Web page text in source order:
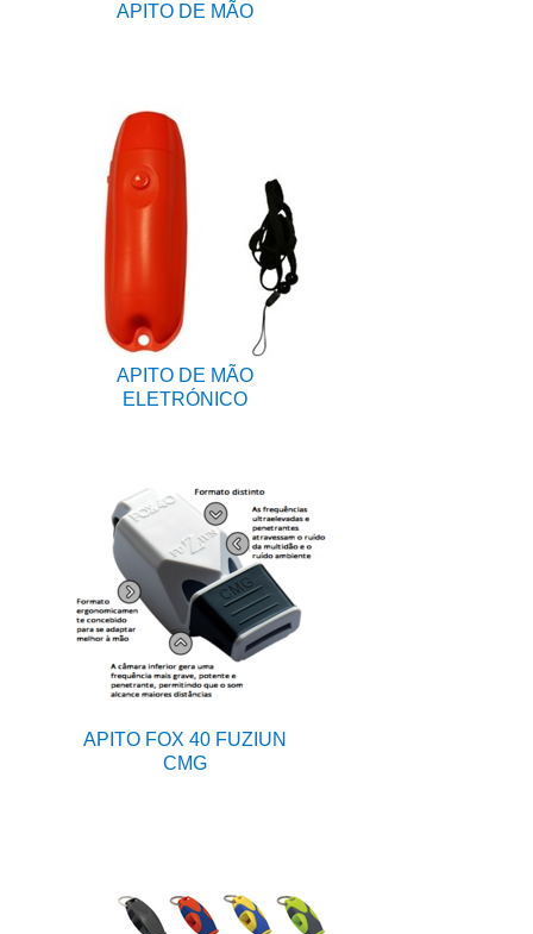
APITO DE MÃO
APITO DE MÃO
ELETRÓNICO
APITO FOX 40 FUZIUN
CMG